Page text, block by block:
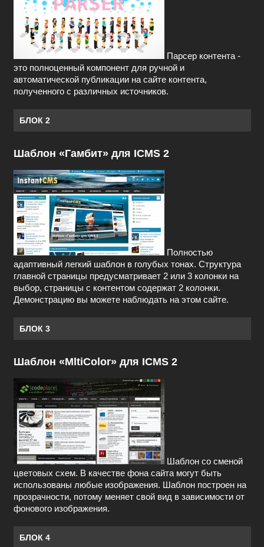
Парсер контента -
это полноценный компонент для ручной и
автоматической публикации на сайте контента,
полученного с различных источников.
БЛОК 2
Шаблон «Гамбит» для ICMS 2
Полностью
адаптивный легкий шаблон в голубых тонах. Структура
главной страницы предусматривает 2 или 3 колонки на
выбор, страницы с контентом содержат 2 колонки.
Демонстрацию вы можете наблюдать на этом сайте.
БЛОК 3
Шаблон «MltiColor» для ICMS 2
Шаблон со сменой
цветовых схем. В качестве фона сайта могут быть
использованы любые изображения. Шаблон построен на
прозрачности, потому меняет свой вид в зависимости от
фонового изображения.
БЛОК 4